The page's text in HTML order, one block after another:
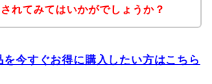
れてみてはいかがでしょうか？
を今すぐお得に購入したい方はこちら